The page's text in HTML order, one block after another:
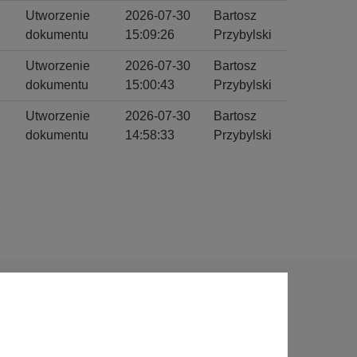
Utworzenie
dokumentu
2026-07-30
15:09:26
Bartosz
Przybylski
Utworzenie
dokumentu
2026-07-30
15:00:43
Bartosz
Przybylski
Utworzenie
dokumentu
2026-07-30
14:58:33
Bartosz
Przybylski